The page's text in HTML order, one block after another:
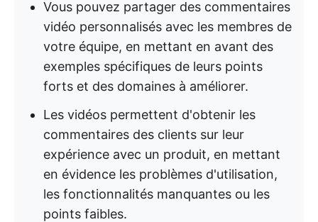
Vous pouvez partager des commentaires
vidéo personnalisés avec les membres de
votre équipe, en mettant en avant des
exemples spécifiques de leurs points
forts et des domaines à améliorer.
Les vidéos permettent d'obtenir les
commentaires des clients sur leur
expérience avec un produit, en mettant
en évidence les problèmes d'utilisation,
les fonctionnalités manquantes ou les
points faibles.